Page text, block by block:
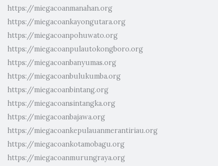
https://miegacoanmanahan.org
https://miegacoankayongutara.org
https://miegacoanpohuwato.org
https://miegacoanpulautokongboro.org
https://miegacoanbanyumas.org
https://miegacoanbulukumba.org
https://miegacoanbintang.org
https://miegacoansintangka.org
https://miegacoanbajawa.org
https://miegacoankepulauanmerantiriau.org
https://miegacoankotamobagu.org
https://miegacoanmurungraya.org